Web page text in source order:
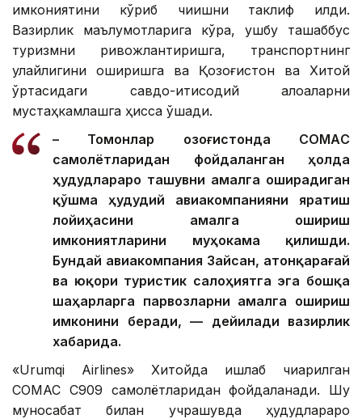
имкониятини кўриб чиқишни таклиф қилди.
Вазирлик маълумотларига кўра, ушбу ташаббус
туризмни ривожлантиришга, транспортнинг
қулайлигини оширишга ва Қозоғистон ва Хитой
ўртасидаги савдо-иқтисодий алоқаларни
мустаҳкамлашга ҳисса қўшади.
– Томонлар Қозоғистонда CОМАC
самолётларидан фойдаланган ҳолда
ҳудудлараро ташувни амалга оширадиган
қўшма ҳудудий авиакомпанияни яратиш
лойиҳасини амалга ошириш
имкониятларини муҳокама қилишди.
Бундай авиакомпания Зайсан, Қатонқарағай
ва юқори туристик салоҳиятга эга бошқа
шаҳарларга парвозларни амалга ошириш
имконини беради, — дейилади вазирлик
хабарида.
«Urumqi Airlines» Хитойда ишлаб чиқарилган
COMAC C909 самолётларидан фойдаланади. Шу
муносабат билан учрашувда ҳудудлараро